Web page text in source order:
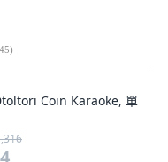
45)
Coin Karaoke, 單